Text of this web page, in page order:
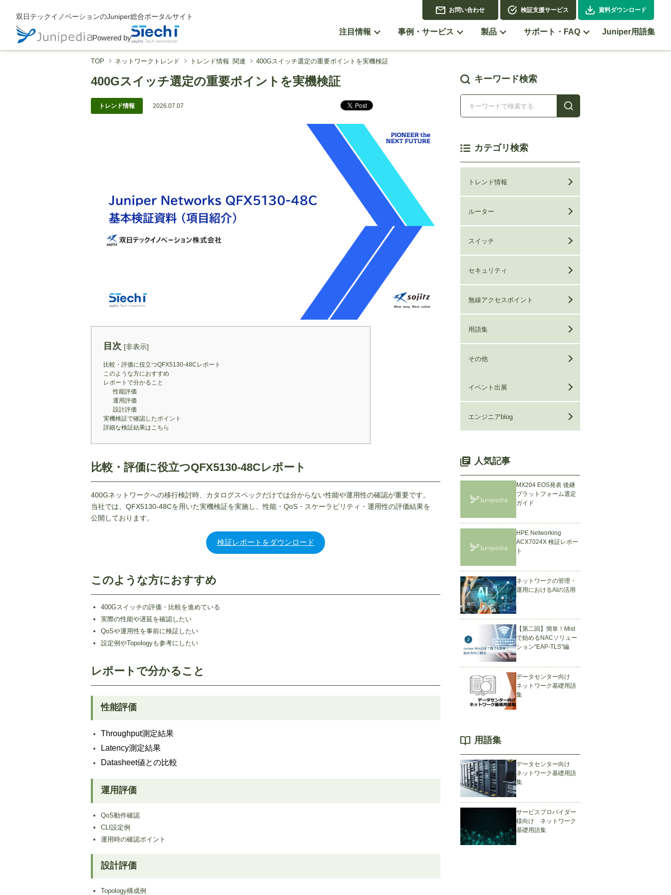
双日テックイノベーションのJuniper総合ポータルサイト
Powered by
お問い合わせ 検証支援サービス 資料ダウンロード
注目情報 事例・サービス 製品 サポート・FAQ Juniper用語集
TOP ネットワークトレンド トレンド情報 関連 400Gスイッチ選定の重要ポイントを実機検証
400Gスイッチ選定の重要ポイントを実機検証
トレンド情報 2026.07.07
目次 [非表示]
比較・評価に役立つQFX5130-48Cレポート
このような方におすすめ
レポートで分かること
性能評価
運用評価
設計評価
実機検証で確認したポイント
詳細な検証結果はこちら
比較・評価に役立つQFX5130-48Cレポート
400Gネットワークへの移行検討時、カタログスペックだけでは分からない性能や運用性の確認が重要です。
当社では、QFX5130-48Cを用いた実機検証を実施し、性能・QoS・スケーラビリティ・運用性の評価結果を
公開しております。
検証レポートをダウンロード
このような方におすすめ
400Gスイッチの評価・比較を進めている
実際の性能や遅延を確認したい
QoSや運用性を事前に検証したい
設定例やTopologyも参考にしたい
レポートで分かること
性能評価
Throughput測定結果
Latency測定結果
Datasheet値との比較
運用評価
QoS動作確認
CLI設定例
運用時の確認ポイント
設計評価
Topology構成例
キーワード検索
カテゴリ検索
トレンド情報
ルーター
スイッチ
セキュリティ
無線アクセスポイント
用語集
その他
イベント出展
エンジニアblog
人気記事
MX204 EOS発表 後継
プラットフォーム選定
ガイド
HPE Networking
ACX7024X 検証レポー
ト
ネットワークの管理・
運用におけるAIの活用
【第二回】簡単！Mist
で始めるNACソリュー
ション"EAP-TLS"編
データセンター向け
ネットワーク基礎用語
集
用語集
データセンター向け
ネットワーク基礎用語
集
サービスプロバイダー
様向け ネットワーク
基礎用語集